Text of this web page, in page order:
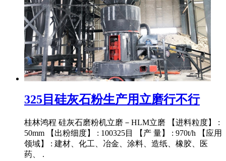
325目硅灰石粉生产用立磨行不行
桂林鸿程 硅灰石磨粉机立磨－HLM立磨 【进料粒度】 :
50mm 【出粉细度】 : 100325目 【产 量】 : 970t/h 【应用
领域】 : 建材、化工、冶金、涂料、造纸、橡胶、医
药、 .